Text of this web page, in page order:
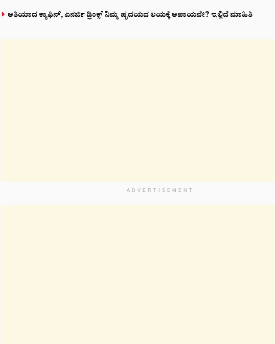
ಅತಿಯಾದ ಕ್ಯಾಫಿನ್, ಎನರ್ಜಿ ಡ್ರಿಂಕ್ಸ್ ನಿಮ್ಮ ಹೃದಯದ ಲಯಕ್ಕೆ ಅಪಾಯವೇ? ಇಲ್ಲಿದೆ ಮಾಹಿತಿ
ADVERTISEMENT